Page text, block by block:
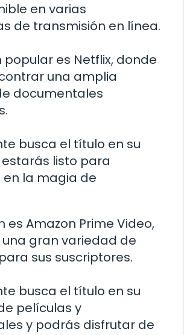
en varias
de transmisión en línea.
popular es Netflix, donde
una amplia
documentales
busca el título en su
listo para
la magia de
es Amazon Prime Video,
gran variedad de
sus suscriptores.
busca el título en su
películas y
y podrás disfrutar de